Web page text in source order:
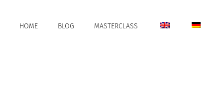
HOME BLOG MASTERCLASS